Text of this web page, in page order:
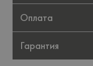
Оплата
Гарантия